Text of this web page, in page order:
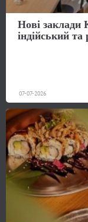
Нові заклади
індійський та
07-07-2026